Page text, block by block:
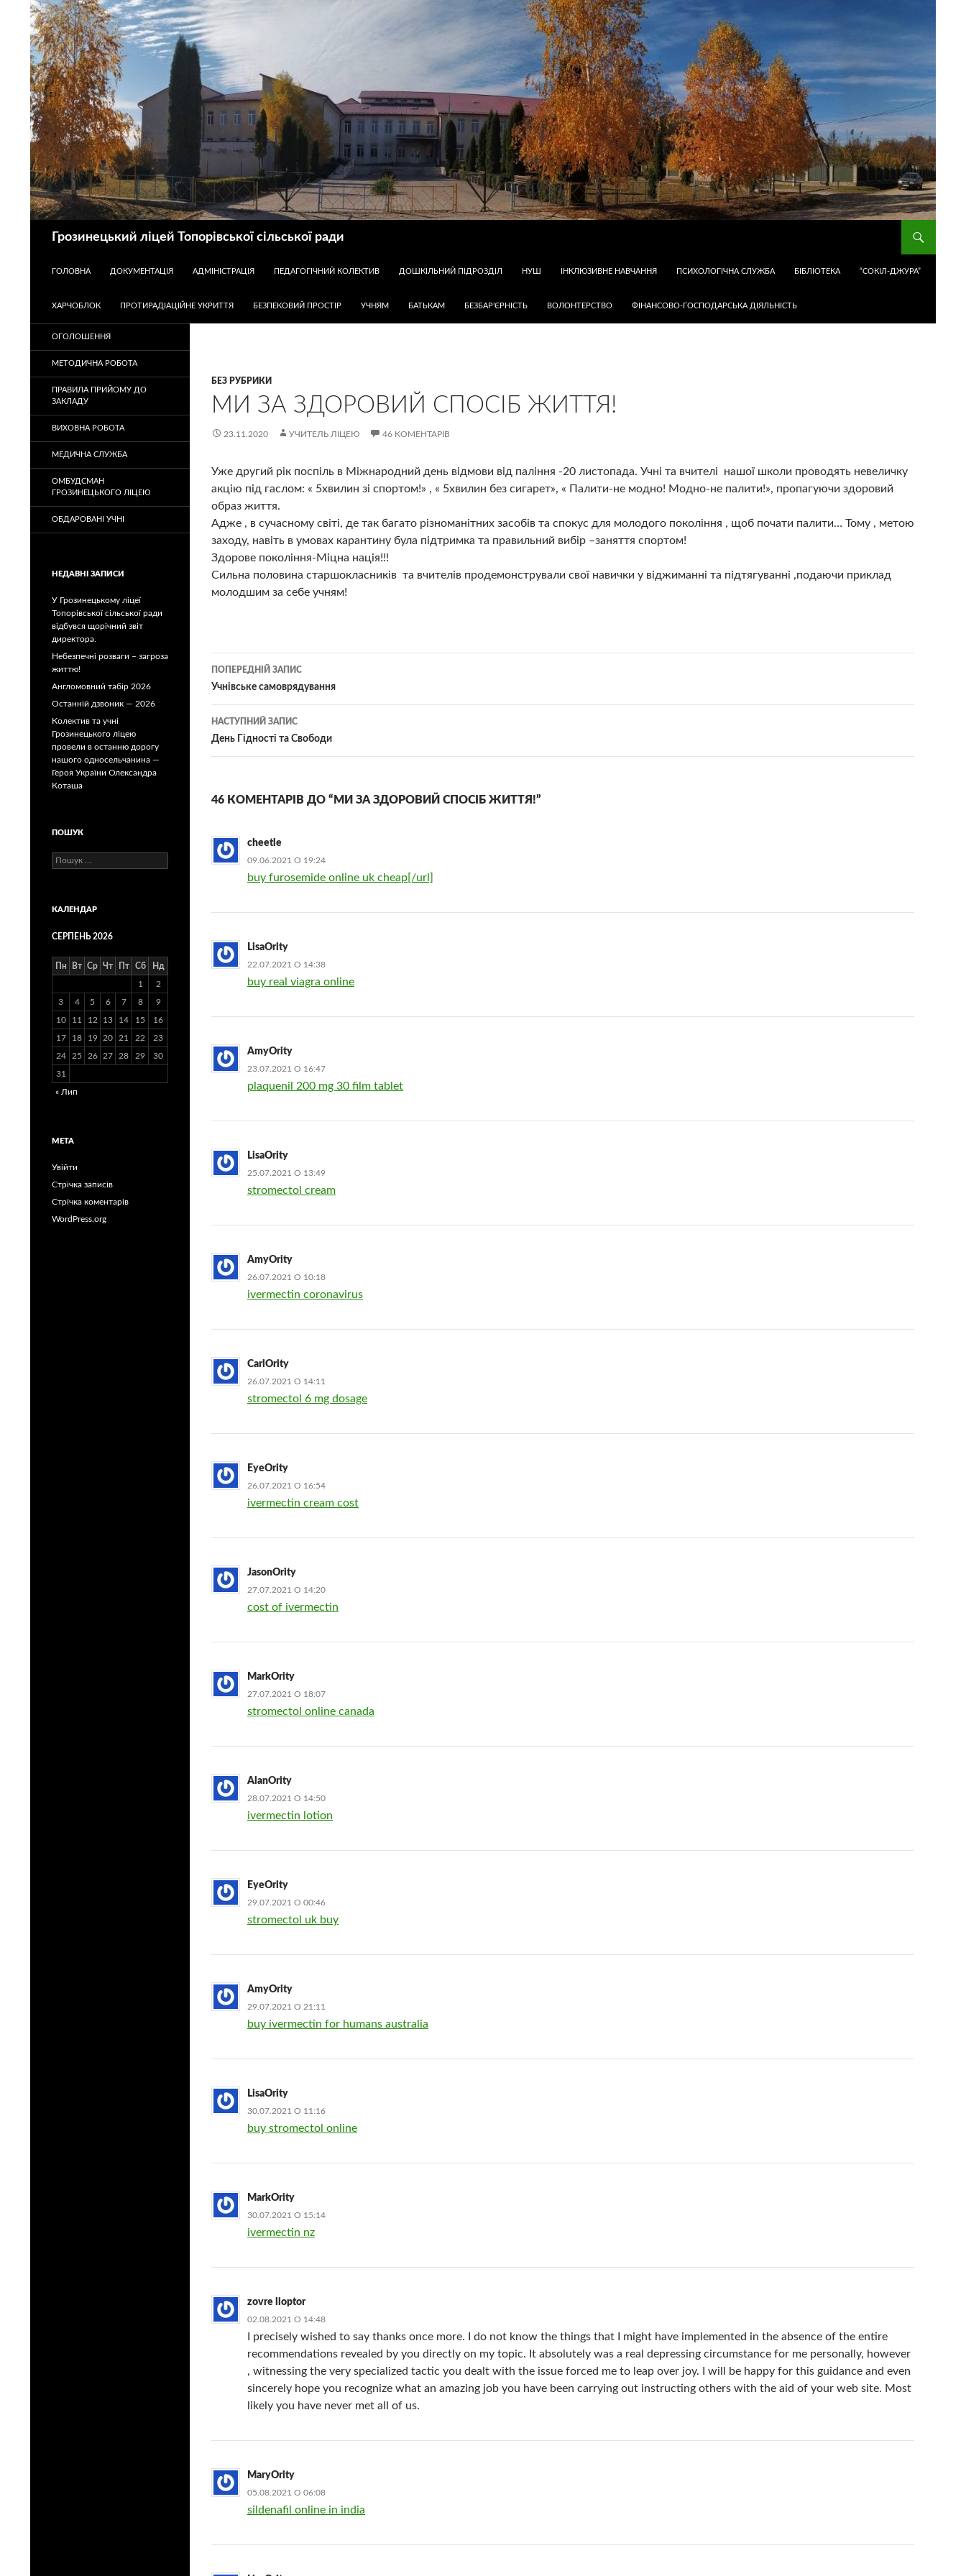
Грозинецький ліцей Топорівської сільської ради
ГОЛОВНА
ДОКУМЕНТАЦІЯ АДМІНІСТРАЦІЯ ПЕДАГОГІЧНИЙ КОЛЕКТИВ ДОШКІЛЬНИЙ ПІДРОЗДІЛ НУШ ІНКЛЮЗИВНЕ НАВЧАННЯ ПСИХОЛОГІЧНА СЛУЖБА БІБЛІОТЕКА “СОКІЛ-ДЖУРА”
ХАРЧОБЛОК ПРОТИРАДІАЦІЙНЕ УКРИТТЯ БЕЗПЕКОВИЙ ПРОСТІР УЧНЯМ БАТЬКАМ БЕЗБАР’ЄРНІСТЬ ВОЛОНТЕРСТВО ФІНАНСОВО-ГОСПОДАРСЬКА ДІЯЛЬНІСТЬ
БЕЗ РУБРИКИ
МИ ЗА ЗДОРОВИЙ СПОСІБ ЖИТТЯ!
23.11.2020 УЧИТЕЛЬ ЛІЦЕЮ 46 КОМЕНТАРІВ
Уже другий рік поспіль в Міжнародний день відмови від паління -20 листопада. Учні та вчителі нашої школи проводять невеличку
акцію під гаслом: « 5хвилин зі спортом!» , « 5хвилин без сигарет», « Палити-не модно! Модно-не палити!», пропагуючи здоровий
образ життя.
Адже , в сучасному світі, де так багато різноманітних засобів та спокус для молодого покоління , щоб почати палити… Тому , метою
заходу, навіть в умовах карантину була підтримка та правильний вибір –заняття спортом!
Здорове покоління-Міцна нація!!!
Сильна половина старшокласників та вчителів продемонстрували свої навички у віджиманні та підтягуванні ,подаючи приклад
молодшим за себе учням!
Навігація
по
записам
ПОПЕРЕДНІЙ ЗАПИС
Учнівське самоврядування
НАСТУПНИЙ ЗАПИС
День Гідності та Свободи
46 КОМЕНТАРІВ ДО “МИ ЗА ЗДОРОВИЙ СПОСІБ ЖИТТЯ!”
cheetle
09.06.2021 О 19:24
buy furosemide online uk cheap[/url]
LisaOrity
22.07.2021 О 14:38
buy real viagra online
AmyOrity
23.07.2021 О 16:47
plaquenil 200 mg 30 film tablet
LisaOrity
25.07.2021 О 13:49
stromectol cream
AmyOrity
26.07.2021 О 10:18
ivermectin coronavirus
CarlOrity
26.07.2021 О 14:11
stromectol 6 mg dosage
EyeOrity
26.07.2021 О 16:54
ivermectin cream cost
JasonOrity
27.07.2021 О 14:20
cost of ivermectin
MarkOrity
27.07.2021 О 18:07
stromectol online canada
AlanOrity
28.07.2021 О 14:50
ivermectin lotion
EyeOrity
29.07.2021 О 00:46
stromectol uk buy
AmyOrity
29.07.2021 О 21:11
buy ivermectin for humans australia
LisaOrity
30.07.2021 О 11:16
buy stromectol online
MarkOrity
30.07.2021 О 15:14
ivermectin nz
zovre lioptor
02.08.2021 О 14:48
I precisely wished to say thanks once more. I do not know the things that I might have implemented in the absence of the entire
recommendations revealed by you directly on my topic. It absolutely was a real depressing circumstance for me personally, however
, witnessing the very specialized tactic you dealt with the issue forced me to leap over joy. I will be happy for this guidance and even
sincerely hope you recognize what an amazing job you have been carrying out instructing others with the aid of your web site. Most
likely you have never met all of us.
MaryOrity
05.08.2021 О 06:08
sildenafil online in india
ОГОЛОШЕННЯ
МЕТОДИЧНА РОБОТА
ПРАВИЛА ПРИЙОМУ ДО
ЗАКЛАДУ
ВИХОВНА РОБОТА
МЕДИЧНА СЛУЖБА
ОМБУДСМАН
ГРОЗИНЕЦЬКОГО ЛІЦЕЮ
ОБДАРОВАНІ УЧНІ
НЕДАВНІ ЗАПИСИ
У Грозинецькому ліцеї
Топорівської сільської ради
відбувся щорічний звіт
директора.
Небезпечні розваги – загроза
життю!
Англомовний табір 2026
Останній дзвоник — 2026
Колектив та учні
Грозинецького ліцею
провели в останню дорогу
нашого односельчанина —
Героя України Олександра
Коташа
ПОШУК
Пошук:
КАЛЕНДАР
СЕРПЕНЬ 2026
Пн Вт Ср Чт Пт Сб Нд
1 2
3 4 5 6 7 8 9
10 11 12 13 14 15 16
17 18 19 20 21 22 23
24 25 26 27 28 29 30
31
« Лип
МЕТА
Увійти
Стрічка записів
Стрічка коментарів
WordPress.org